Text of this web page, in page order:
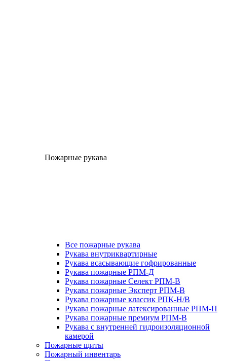
Пожарные рукава
Все пожарные рукава
Рукава внутриквартирные
Рукава всасывающие гофрированные
Рукава пожарные РПМ-Д
Рукава пожарные Селект РПМ-В
Рукава пожарные Эксперт РПМ-В
Рукава пожарные классик РПК-Н/В
Рукава пожарные латексированные РПМ-П
Рукава пожарные премиум РПМ-В
Рукава с внутренней гидроизоляционной
камерой
Пожарные щиты
Пожарный инвентарь